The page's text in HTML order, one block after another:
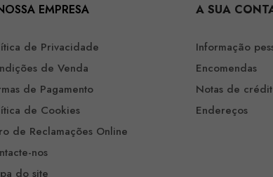
EMPRESA
de Privacidade
de Venda
de Pagamento
de Cookies
de Reclamações Online
nos
do site
A SUA
Informação
Encomendas
Notas de
Endereços